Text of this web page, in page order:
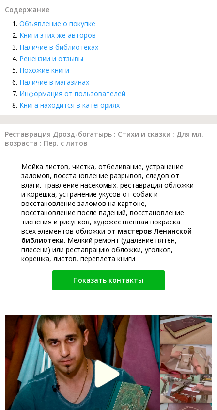
Содержание
Объявление о покупке
Книги этих же авторов
Наличие в библиотеках
Рецензии и отзывы
Похожие книги
Наличие в магазинах
Информация от пользователей
Книга находится в категориях
Реставрация Дрозд-богатырь : Стихи и сказки : Для мл.
возраста : Пер. с литов
Мойка листов, чистка, отбеливание, устранение
заломов, восстановление разрывов, следов от
влаги, травление насекомых, реставрация обложки
и корешка, устранение укусов от собак и
восстановление заломов на картоне,
восстановление после падений, восстановление
тиснения и рисунков, художественная покраска
всех элементов обложки от мастеров Ленинской
библиотеки. Мелкий ремонт (удаление пятен,
плесени) или реставрацию обложки, уголков,
корешка, листов, переплета книги
Показать контакты